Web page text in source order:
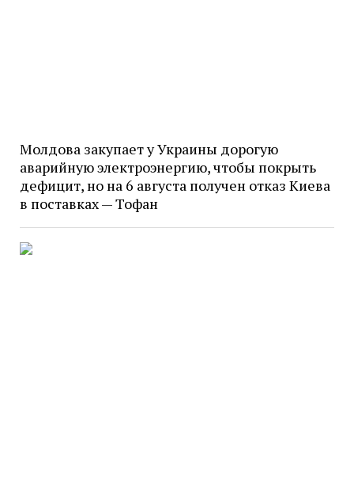
Молдова закупает у Украины дорогую
аварийную электроэнергию, чтобы покрыть
дефицит, но на 6 августа получен отказ Киева
в поставках — Тофан